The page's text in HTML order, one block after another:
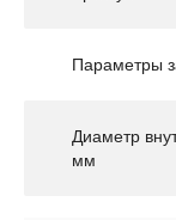
Параметры
Диаметр
мм